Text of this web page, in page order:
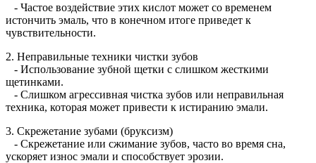
- Частое воздействие этих кислот может со временем
истончить эмаль, что в конечном итоге приведет к
чувствительности.
2. Неправильные техники чистки зубов
- Использование зубной щетки с слишком жесткими
щетинками.
- Слишком агрессивная чистка зубов или неправильная
техника, которая может привести к истиранию эмали.
3. Скрежетание зубами (бруксизм)
- Скрежетание или сжимание зубов, часто во время сна,
ускоряет износ эмали и способствует эрозии.